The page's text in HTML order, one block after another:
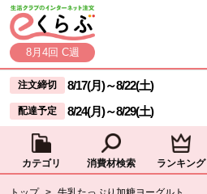
ページの先頭です。
本文へジャンプする。
8月4回 C週
ここからサイト内共通メニューです。
サイト内共通メニューをスキップする
注文締切 8/17(月)～8/22(土)
配達予定 8/24(月)～8/29(土)
カテゴリ 消費材検索 ランキング